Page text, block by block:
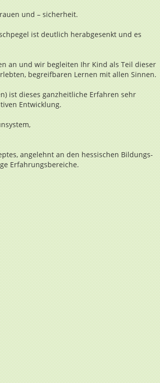
und – sicherheit.
ist deutlich herabgesenkt und es
an und wir begleiten Ihr Kind als Teil dieser
begreifbaren Lernen mit allen Sinnen.
ist dieses ganzheitliche Erfahren sehr
Entwicklung.
angelehnt an den hessischen Bildungs-
Erfahrungsbereiche.